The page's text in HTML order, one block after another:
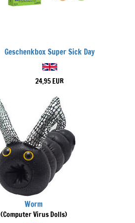
Geschenkbox Super Sick Day
24,95 EUR
Worm
(Computer Virus Dolls)